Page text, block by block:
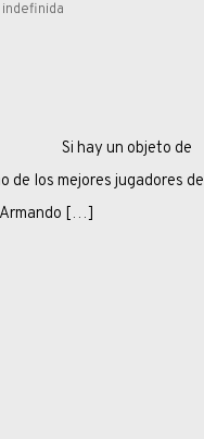
X Si hay un objeto de
de los mejores jugadores de
Armando […]